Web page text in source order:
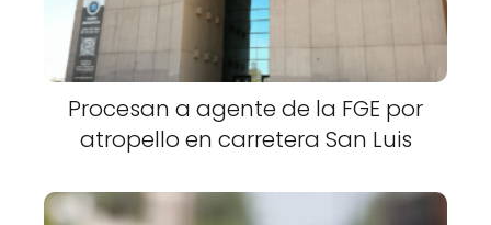
Procesan a agente de la FGE por
atropello en carretera San Luis